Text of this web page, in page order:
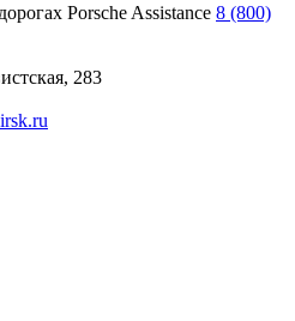
Porsche Assistance 8 (800)
283